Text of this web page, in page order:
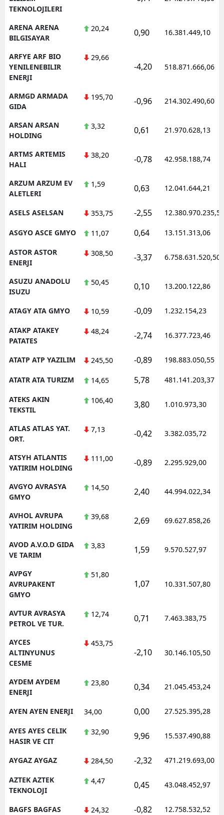
TEKNOLOJILERI
ARENA ARENA
BILGISAYAR
20,24 0,90 16.381.449,10
ARFYE ARF BIO
YENILENEBILIR
ENERJI
29,66
-4,20 518.871.666,06
ARMGD ARMADA
GIDA
195,70 -0,96 214.302.490,60
ARSAN ARSAN
HOLDING
3,32 0,61 21.970.628,13
ARTMS ARTEMIS
HALI
38,20 -0,78 42.958.188,74
ARZUM ARZUM EV
ALETLERI
1,59 0,63 12.041.644,21
ASELS ASELSAN 353,75 -2,55 12.380.970.235,50
ASGYO ASCE GMYO 11,07 0,64 13.151.313,06
ASTOR ASTOR
ENERJI
308,50 -3,37 6.758.631.520,50
ASUZU ANADOLU
ISUZU
50,45 0,10 13.200.122,86
ATAGY ATA GMYO 10,59 -0,09 1.232.154,23
ATAKP ATAKEY
PATATES
48,24 -2,74 16.377.723,46
ATATP ATP YAZILIM 245,50 -0,89 198.883.050,55
ATATR ATA TURIZM 14,65 5,78 481.141.203,37
ATEKS AKIN
TEKSTIL
106,40 3,80 1.010.973,30
ATLAS ATLAS YAT.
ORT.
7,13 -0,42 3.382.035,72
ATSYH ATLANTIS
YATIRIM HOLDING
111,00 -0,89 2.295.929,00
AVGYO AVRASYA
GMYO
14,50 2,40 44.994.022,34
AVHOL AVRUPA
YATIRIM HOLDING
39,68 2,69 69.627.858,26
AVOD A.V.O.D GIDA
VE TARIM
3,83 1,59 9.570.527,97
AVPGY
AVRUPAKENT
GMYO
51,80
1,07 10.331.507,80
AVTUR AVRASYA
PETROL VE TUR.
12,74 0,71 7.463.383,75
AYCES
ALTINYUNUS
CESME
453,75
-2,10 30.146.105,50
AYDEM AYDEM
ENERJI
23,80 0,34 21.045.453,24
AYEN AYEN ENERJI 34,00 0,00 27.525.395,28
AYES AYES CELIK
HASIR VE CIT
32,90 9,96 15.537.490,88
AYGAZ AYGAZ 284,50 -2,32 471.219.693,00
AZTEK AZTEK
TEKNOLOJI
4,47 0,45 43.048.452,97
BAGFS BAGFAS 24,32 -0,82 12.758.532,52